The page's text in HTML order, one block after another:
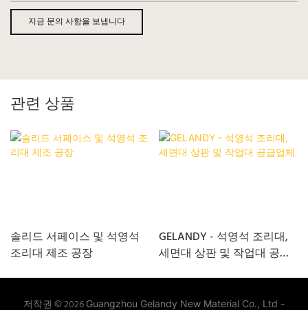
지금 문의 사항을 보냅니다
관련 상품
솔리드 서페이스 및 석영석
조리대 제조 공장
GELANDY - 석영석 조리대,
세면대 상판 및 작업대 공급
저작권 © 2026 Guangzhou Gelandy New Material Co., Ltd -